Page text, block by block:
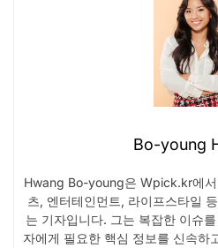
Bo-young
Hwang Bo-young은 Wpick.kr에
츠, 엔터테인먼트, 라이프스타일
는 기자입니다. 그는 복잡한 이슈
자에게 필요한 핵심 정보를 신속하